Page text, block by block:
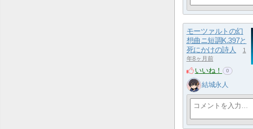
モーツァルトの幻
想曲ニ短調K.397と
死にかけの詩人
1
年8ヶ月前
いいね！ 0
結城永人